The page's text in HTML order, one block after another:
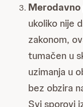
ukoliko nije
zakonom,
tumačen u
uzimanja u
bez obzira
Svi sporovi